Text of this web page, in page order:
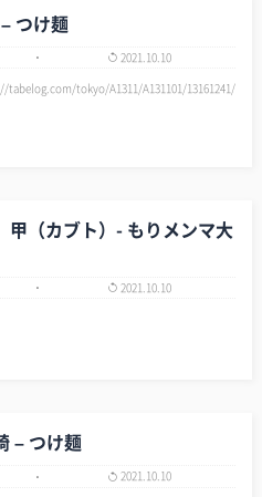
つけ麺
2021.10.10
tokyo/A1311/A131101/13161241/
（カブト）- もりメンマ大
2021.10.10
– つけ麺
2021.10.10